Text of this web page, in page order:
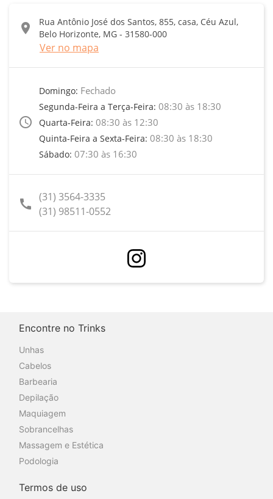
location_on
Rua Antônio José dos Santos, 855, casa, Céu Azul,
Belo Horizonte, MG - 31580-000
Ver no mapa
access_time
Domingo: Fechado
Segunda-Feira a Terça-Feira: 08:30 às 18:30
Quarta-Feira: 08:30 às 12:30
Quinta-Feira a Sexta-Feira: 08:30 às 18:30
Sábado: 07:30 às 16:30
call (31) 3564-3335
(31) 98511-0552
Encontre no Trinks
Unhas
Cabelos
Barbearia
Depilação
Maquiagem
Sobrancelhas
Massagem e Estética
Podologia
Termos de uso